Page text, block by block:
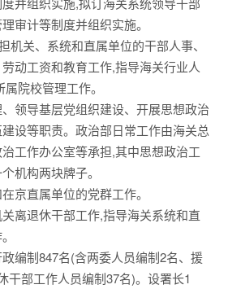
审计等制度并组织实施。
机关、系统和直属单位的干部人事、
动工资和教育工作,指导海关行业人
院校管理工作。
领导基层党组织建设、开展思想政治
设等职责。政治部日常工作由海关总
工作办公室等承担,其中思想政治工
机构两块牌子。
京直属单位的党群工作。
离退休干部工作,指导海关系统和直
编制847名(含两委人员编制2名、援
干部工作人员编制37名)。设署长1